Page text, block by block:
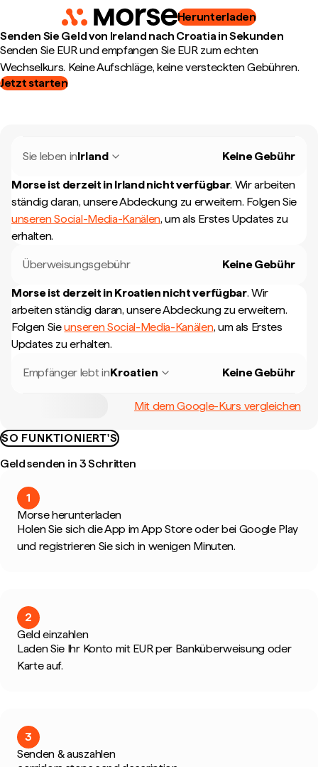
Herunterladen
Senden Sie Geld von Ireland nach Croatia in Sekunden
Senden Sie EUR und empfangen Sie EUR zum echten
Wechselkurs. Keine Aufschläge, keine versteckten Gebühren.
Jetzt starten
Sie leben inIrland Keine Gebühr
Morse ist derzeit in Irlandnicht verfügbar. Wir arbeiten
ständig daran, unsere Abdeckung zu erweitern. Folgen Sie
unseren Social-Media-Kanälen, um als Erstes Updates zu
erhalten.
Überweisungsgebühr Keine Gebühr
Morse ist derzeit in Kroatien nicht verfügbar. Wir
arbeiten ständig daran, unsere Abdeckung zu erweitern.
Folgen Sieunseren Social-Media-Kanälen, um als Erstes
Updates zu erhalten.
Empfänger lebt inKroatien Keine Gebühr
Mit dem Google-Kurs vergleichen
SO FUNKTIONIERT'S
Geld senden in 3 Schritten
1
Morse herunterladen
Holen Sie sich die App im App Store oder bei Google Play
und registrieren Sie sich in wenigen Minuten.
2
Geld einzahlen
Laden Sie Ihr Konto mit EUR per Banküberweisung oder
Karte auf.
3
Senden & auszahlen